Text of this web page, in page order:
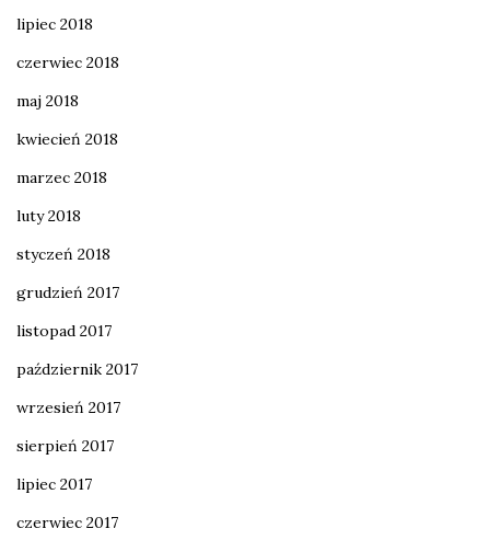
lipiec 2018
czerwiec 2018
maj 2018
kwiecień 2018
marzec 2018
luty 2018
styczeń 2018
grudzień 2017
listopad 2017
październik 2017
wrzesień 2017
sierpień 2017
lipiec 2017
czerwiec 2017